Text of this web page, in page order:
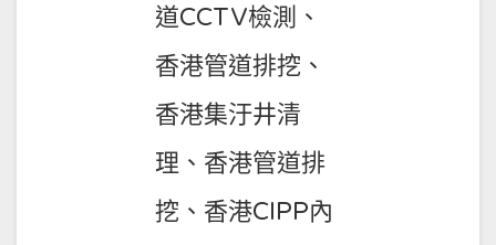
道CCTV檢測、
香港管道排挖、
香港集汙井清
理、香港管道排
挖、香港CIPP內